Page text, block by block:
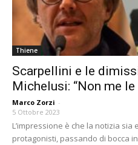
Thiene
Scarpellini e le
Michelusi: “Non me
Marco Zorzi -
5 Ottobre 2023
L’impressione è che la notizia
protagonisti, passando di bocca